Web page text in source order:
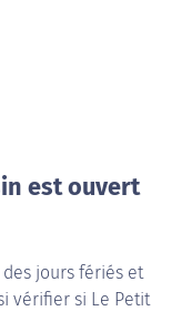
est ouvert
jours fériés et
vérifier si Le Petit